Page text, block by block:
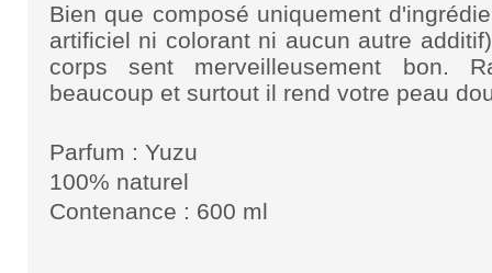
Bien que composé uniquement
artificiel ni colorant ni aucun autre
corps sent merveilleusement bon.
beaucoup et surtout il rend votre peau
Parfum : Yuzu
100% naturel
Contenance : 600 ml